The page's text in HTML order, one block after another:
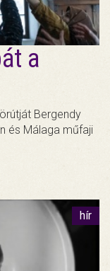
a
Bergendy
és Málaga műfaji
hír